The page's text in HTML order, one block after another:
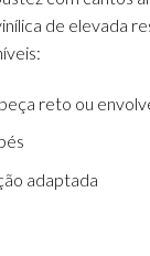
de elevada
reto ou
adaptada